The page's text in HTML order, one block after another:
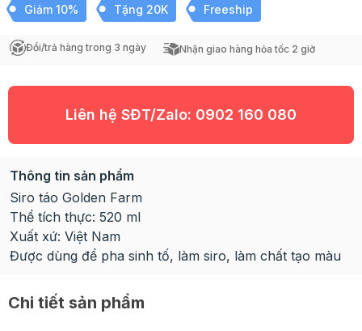
Giảm 10% Tặng 20K Freeship
Đổi/trả hàng trong 3 ngày Nhận giao hàng hỏa tốc 2 giờ
Liên hệ SĐT/Zalo: 0902 160 080
Thông tin sản phẩm
Siro táo Golden Farm
Thể tích thực: 520 ml
Xuất xứ: Việt Nam
Được dùng để pha sinh tố, làm siro, làm chất tạo màu
Chi tiết sản phẩm